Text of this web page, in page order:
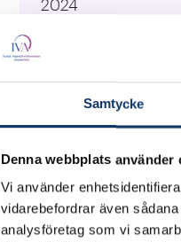
Samtycke
Denna webbplats använder
Vi använder
vidarebefordrar även
analysföretag som vi
2024
Lärosäten:
RISE Research
Ansvarig forskare:
Katherine Whalen,
Anneli Selvefors,